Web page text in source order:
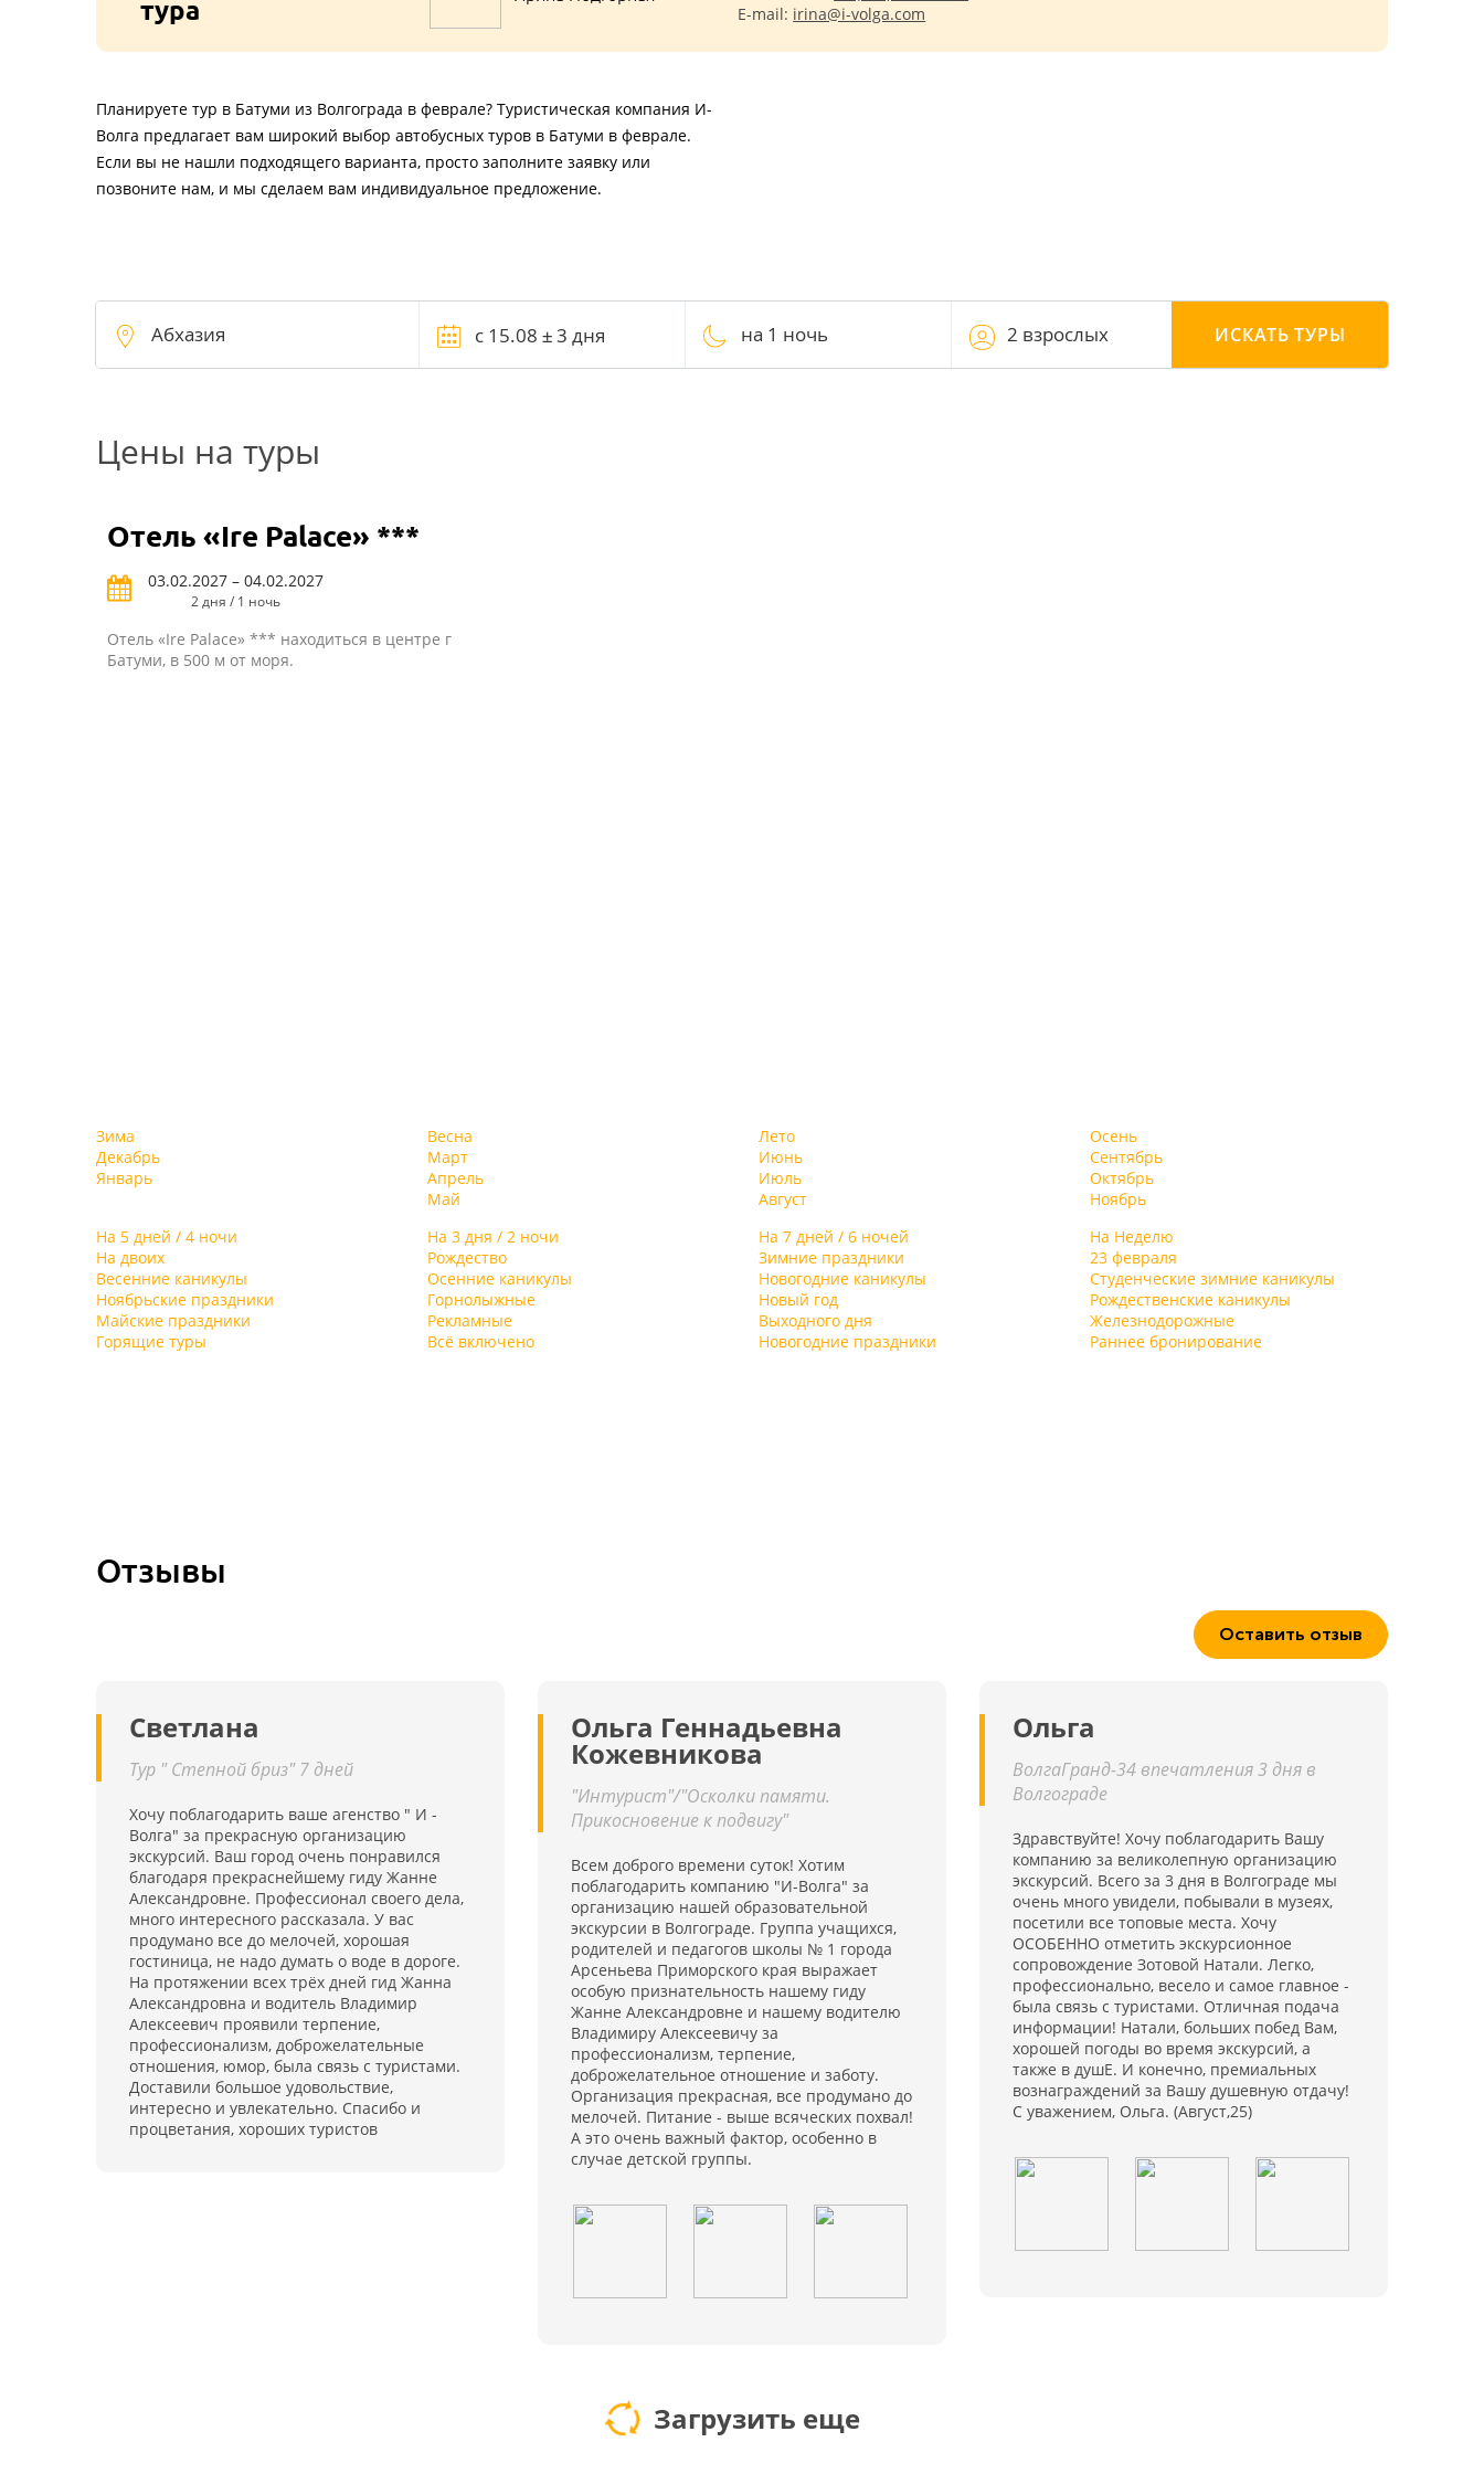
тура
E-mail: irina@i-volga.com
Планируете тур в Батуми из Волгограда в феврале? Туристическая компания И-
Волга предлагает вам широкий выбор автобусных туров в Батуми в феврале.
Если вы не нашли подходящего варианта, просто заполните заявку или
позвоните нам, и мы сделаем вам индивидуальное предложение.
на 1 ночь 2 взрослых ИСКАТЬ ТУРЫ
Цены на туры
Отель «Ire Palace» ***
03.02.2027 – 04.02.2027
2 дня / 1 ночь
Отель «Ire Palace» *** находиться в центре г
Батуми, в 500 м от моря.
Зима
Декабрь
Январь
Весна
Март
Апрель
Май
Лето
Июнь
Июль
Август
Осень
Сентябрь
Октябрь
Ноябрь
На 5 дней / 4 ночи
На 3 дня / 2 ночи На 7 дней / 6 ночей
На Неделю
На двоих
Рождество Зимние праздники
23 февраля
Весенние каникулы
Осенние каникулы Новогодние каникулы
Студенческие зимние каникулы
Ноябрьские праздники
Горнолыжные Новый год
Рождественские каникулы
Майские праздники
Рекламные Выходного дня
Железнодорожные
Горящие туры
Всё включено Новогодние праздники Раннее бронирование
Отзывы
Оставить отзыв
Светлана
Тур " Степной бриз" 7 дней
Хочу поблагодарить ваше агенство " И -
Волга" за прекрасную организацию
экскурсий. Ваш город очень понравился
благодаря прекраснейшему гиду Жанне
Александровне. Профессионал своего дела,
много интересного рассказала. У вас
продумано все до мелочей, хорошая
гостиница, не надо думать о воде в дороге.
На протяжении всех трёх дней гид Жанна
Александровна и водитель Владимир
Алексеевич проявили терпение,
профессионализм, доброжелательные
отношения, юмор, была связь с туристами.
Доставили большое удовольствие,
интересно и увлекательно. Спасибо и
процветания, хороших туристов
Ольга Геннадьевна
Кожевникова
"Интурист"/"Осколки памяти.
Прикосновение к подвигу"
Всем доброго времени суток! Хотим
поблагодарить компанию "И-Волга" за
организацию нашей образовательной
экскурсии в Волгограде. Группа учащихся,
родителей и педагогов школы № 1 города
Арсеньева Приморского края выражает
особую признательность нашему гиду
Жанне Александровне и нашему водителю
Владимиру Алексеевичу за
профессионализм, терпение,
доброжелательное отношение и заботу.
Организация прекрасная, все продумано до
мелочей. Питание - выше всяческих похвал!
А это очень важный фактор, особенно в
случае детской группы.
Ольга
ВолгаГранд-34 впечатления 3 дня в
Волгограде
Здравствуйте! Хочу поблагодарить Вашу
компанию за великолепную организацию
экскурсий. Всего за 3 дня в Волгограде мы
очень много увидели, побывали в музеях,
посетили все топовые места. Хочу
ОСОБЕННО отметить экскурсионное
сопровождение Зотовой Натали. Легко,
профессионально, весело и самое главное -
была связь с туристами. Отличная подача
информации! Натали, больших побед Вам,
хорошей погоды во время экскурсий, а
также в душЕ. И конечно, премиальных
вознаграждений за Вашу душевную отдачу!
С уважением, Ольга. (Август,25)
Загрузить еще